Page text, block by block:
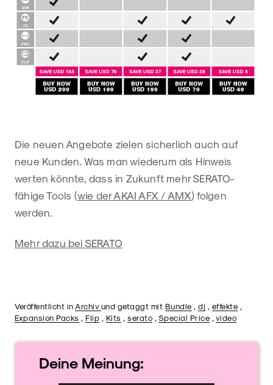
Die neuen Angebote zielen sicherlich auch auf
neue Kunden. Was man wiederum als Hinweis
werten könnte, dass in Zukunft mehr SERATO-
fähige Tools (wie der AKAI AFX / AMX) folgen
werden.
Mehr dazu bei SERATO
Veröffentlicht in Archiv und getaggt mit Bundle dj effekte
Expansion Packs
Flip Kits serato Special Price video
Deine Meinung: